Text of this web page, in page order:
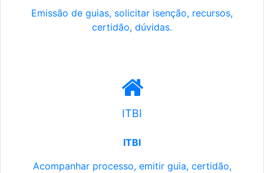
Emissão de guias, solicitar isenção, recursos,
certidão, dúvidas.
ITBI
ITBI
Acompanhar processo, emitir guia, certidão,